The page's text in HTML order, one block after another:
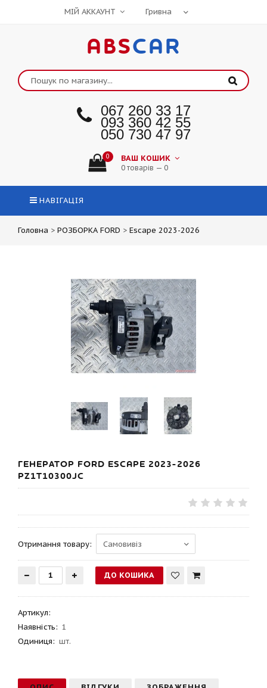
МІЙ АККАУНТ
ABSCAR
067 260 33 17
093 360 42 55
050 730 47 97
0 ВАШ КОШИК
0 товарів — 0
НАВІГАЦІЯ
Головна > РОЗБОРКА FORD > Escape 2023-2026
ГЕНЕРАТОР FORD ESCAPE 2023-2026
PZ1T10300JC
Отримання товару:
Артикул:
Наявність: 1
Одиниця: шт.